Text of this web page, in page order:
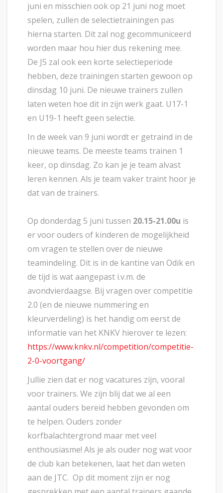
juni en misschien ook op 21 juni nog moet
spelen, zullen de selectietrainingen pas
hierna starten. Dit zal nog gecommuniceerd
worden maar hou hier dus rekening mee.
De J5 zal ook een korte selectieperiode
hebben, deze trainingen starten gewoon op
dinsdag 10 juni. De nieuwe trainers zullen
laten weten hoe dit in zijn werk gaat. U17-1
en U19-1 heeft geen selectie.
In de week van 9 juni wordt er getraind in de
nieuwe teams. De meeste teams trainen 1
keer, op dinsdag. Zo kan je je team alvast
leren kennen. Als je team vaker traint hoor je
dat van de trainers.
Op donderdag 5 juni tussen 20.15-21.00u is
er voor ouders of kinderen de mogelijkheid
om vragen te stellen over de nieuwe
teamindeling. Dit is in de kantine van Odik en
de tijd is wat aangepast i.v.m. de
avondvierdaagse. Bij vragen over competitie
2.0 (en de nieuwe nummering en
kleurverdeling) is het handig om eerst de
informatie van het KNKV hierover te lezen:
https://www.knkv.nl/competition/competitie-
2-0-voortgang/
Jullie zien dat er nog vacatures zijn, vooral
voor trainers. We zijn blij dat we al een
aantal ouders bereid hebben gevonden om
te helpen. Ouders zonder
korfbalachtergrond maar met veel
enthousiasme! Als je als ouder nog wat voor
de club kan betekenen, laat het dan weten
aan de JTC. Op dit moment zijn er nog